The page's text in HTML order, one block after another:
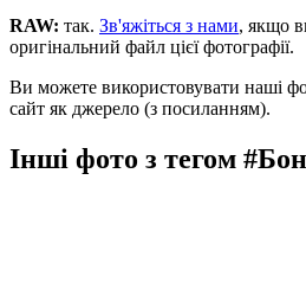
RAW: так. Зв'яжіться з нами, якщо
оригінальний файл цієї фотографії.
Ви можете використовувати наші
сайт як джерело (з посиланням).
Інші фото з тегом